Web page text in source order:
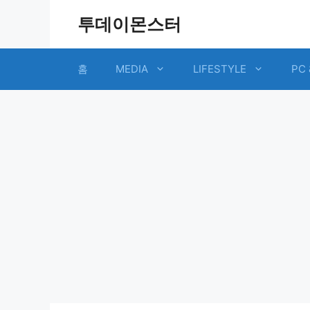
투데이몬스터
홈 MEDIA LIFESTYLE PC